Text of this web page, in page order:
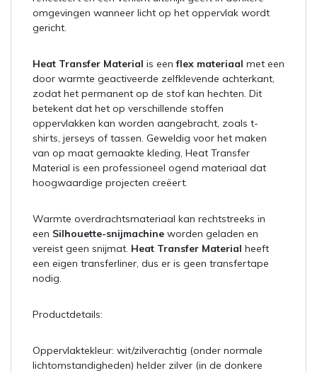
omgevingen wanneer licht op het oppervlak wordt
gericht.
Heat Transfer Material is eenflex materiaal met een
door warmte geactiveerde zelfklevende achterkant,
zodat het permanent op de stof kan hechten. Dit
betekent dat het op verschillende stoffen
oppervlakken kan worden aangebracht, zoals t-
shirts, jerseys of tassen. Geweldig voor het maken
van op maat gemaakte kleding, Heat Transfer
Material is een professioneel ogend materiaal dat
hoogwaardige projecten creëert.
Warmte overdrachtsmateriaal kan rechtstreeks in
een Silhouette-snijmachine worden geladen en
vereist geen snijmat. Heat Transfer Material heeft
een eigen transferliner, dus er is geen transfertape
nodig.
Productdetails:
Oppervlaktekleur: wit/zilverachtig (onder normale
lichtomstandigheden) helder zilver (in de donkere